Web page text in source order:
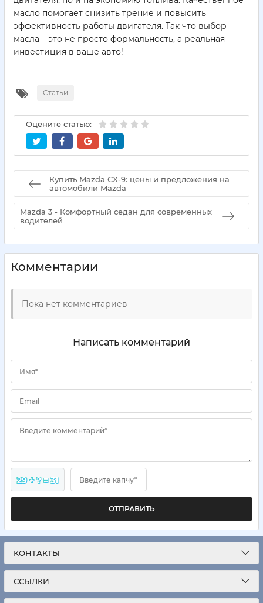
масло помогает снизить трение и повысить
эффективность работы двигателя. Так что выбор
масла – это не просто формальность, а реальная
инвестиция в ваше авто!
Статьи
Оцените статью:
Купить Mazda CX-9: цены и предложения на
автомобили Mazda
Mazda 3 - Комфортный седан для современных
водителей
Комментарии
Пока нет комментариев
Написать комментарий
Имя*
Email
Введите комментарий*
29 + ? = 31 Введите капчу*
ОТПРАВИТЬ
КОНТАКТЫ
ССЫЛКИ